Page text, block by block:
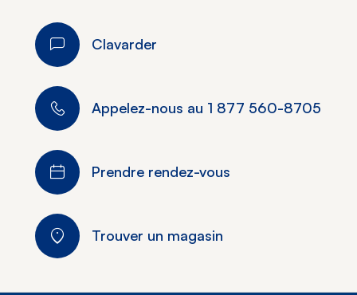
Clavarder
Appelez-nous au 1 877 560-8705
Prendre rendez-vous
Trouver un magasin